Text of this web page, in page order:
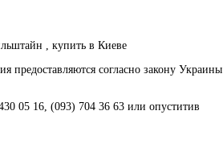
, купить в Киеве
предоставляются согласно закону Украины
05 16, (093) 704 36 63 или опуститив